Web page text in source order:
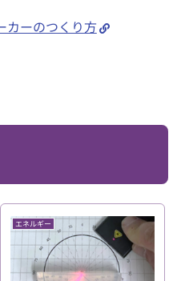
カーのつくり方
エネルギー